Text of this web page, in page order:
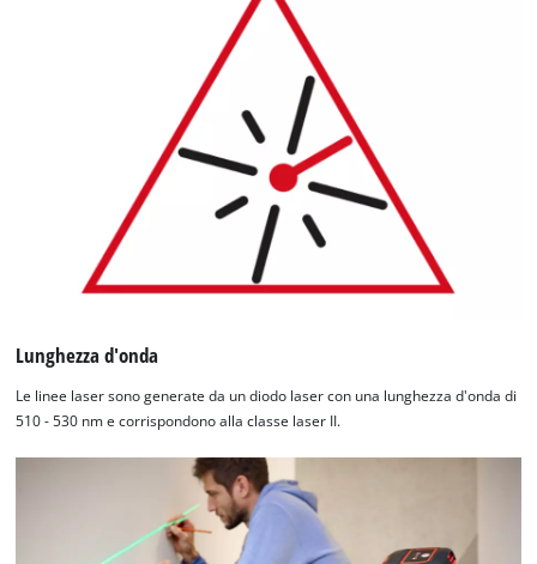
Lunghezza d'onda
Le linee laser sono generate da un diodo laser con una lunghezza d'onda di
510 - 530 nm e corrispondono alla classe laser II.